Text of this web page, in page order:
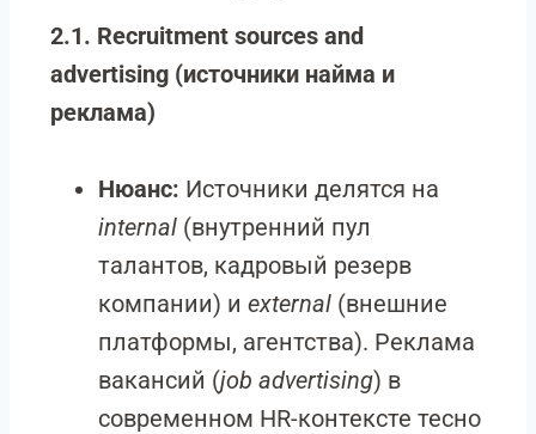
2.1. Recruitment sources and
advertising (источники найма и
реклама)
Нюанс: Источники делятся на
internal (внутренний пул
талантов, кадровый резерв
компании) и external (внешние
платформы, агентства). Реклама
вакансий (job advertising) в
современном HR-контексте тесно